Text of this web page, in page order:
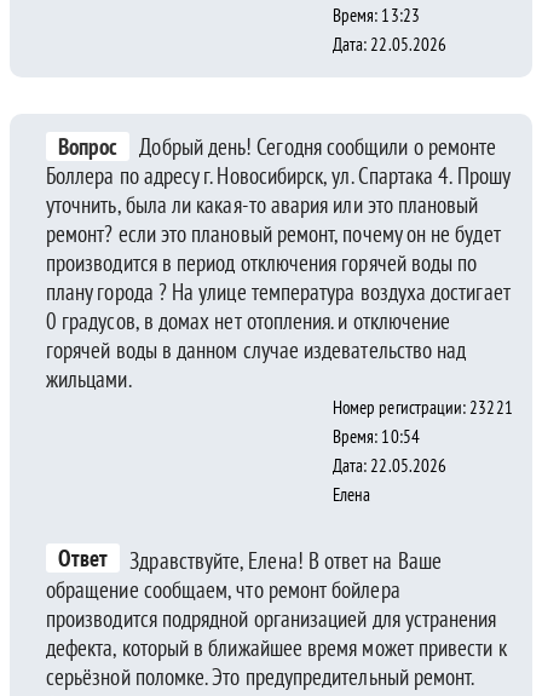
Время: 13:23
Дата: 22.05.2026
Вопрос
Добрый день! Сегодня сообщили о ремонте
Боллера по адресу г. Новосибирск, ул. Спартака 4. Прошу
уточнить, была ли какая-то авария или это плановый
ремонт? если это плановый ремонт, почему он не будет
производится в период отключения горячей воды по
плану города ? На улице температура воздуха достигает
0 градусов, в домах нет отопления. и отключение
горячей воды в данном случае издевательство над
жильцами.
Номер регистрации: 23221
Время: 10:54
Дата: 22.05.2026
Елена
Ответ
Здравствуйте, Елена! В ответ на Ваше
обращение сообщаем, что ремонт бойлера
производится подрядной организацией для устранения
дефекта, который в ближайшее время может привести к
серьёзной поломке. Это предупредительный ремонт.